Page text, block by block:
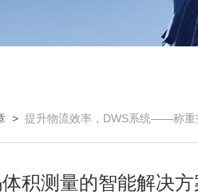
> 提升物流效率，DWS系统——称重
积测量的智能解决方